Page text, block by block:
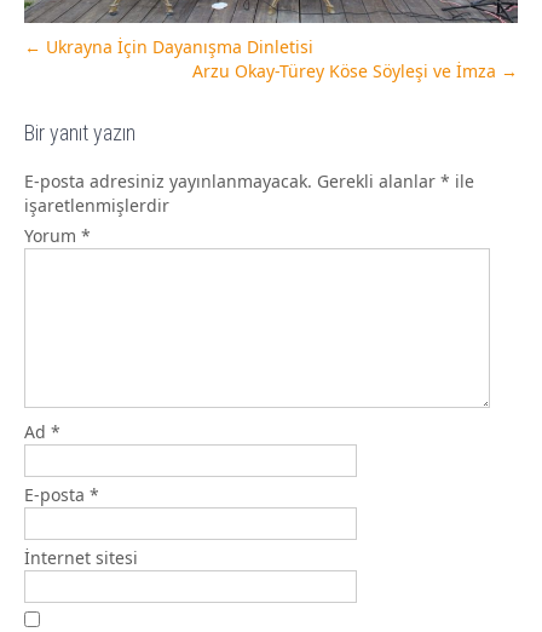
← Ukrayna İçin Dayanışma Dinletisi
Arzu Okay-Türey Köse Söyleşi ve İmza →
Bir yanıt yazın
E-posta adresiniz yayınlanmayacak. Gerekli alanlar * ile
işaretlenmişlerdir
Yorum *
Ad *
E-posta *
İnternet sitesi